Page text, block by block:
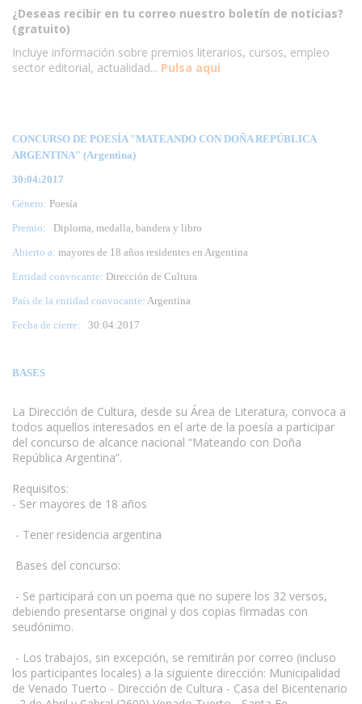
¿Deseas recibir en tu correo nuestro boletín de noticias?
(gratuito)
Incluye información sobre premios literarios, cursos, empleo
sector editorial, actualidad... Pulsa aqui
CONCURSO DE POESÍA "MATEANDO CON DOÑA REPÚBLICA
ARGENTINA" (Argentina)
30:04:2017
Género: Poesía
Premio:
Diploma, medalla, bandera y libro
Abierto a: mayores de 18 años residentes en Argentina
Entidad convocante: Dirección de Cultura
País de la entidad convocante: Argentina
Fecha de cierre: 30:04:2017
BASES
La Dirección de Cultura, desde su Área de Literatura, convoca a
todos aquellos interesados en el arte de la poesía a participar
del concurso de alcance nacional “Mateando con Doña
República Argentina”.
Requisitos:
- Ser mayores de 18 años
- Tener residencia argentina
Bases del concurso:
- Se participará con un poema que no supere los 32 versos,
debiendo presentarse original y dos copias firmadas con
seudónimo.
- Los trabajos, sin excepción, se remitirán por correo (incluso
los participantes locales) a la siguiente dirección: Municipalidad
de Venado Tuerto - Dirección de Cultura - Casa del Bicentenario